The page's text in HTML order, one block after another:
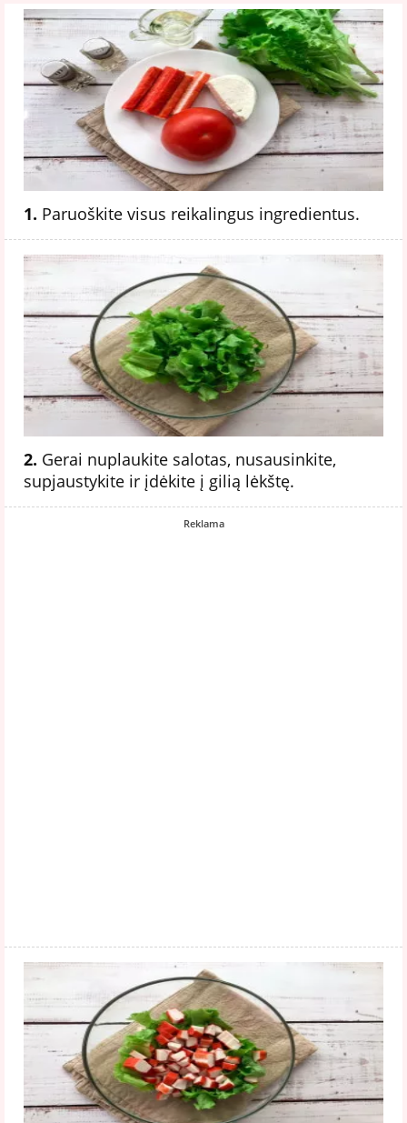
1. Paruoškite visus reikalingus ingredientus.
2. Gerai nuplaukite salotas, nusausinkite,
supjaustykite ir įdėkite į gilią lėkštę.
Reklama